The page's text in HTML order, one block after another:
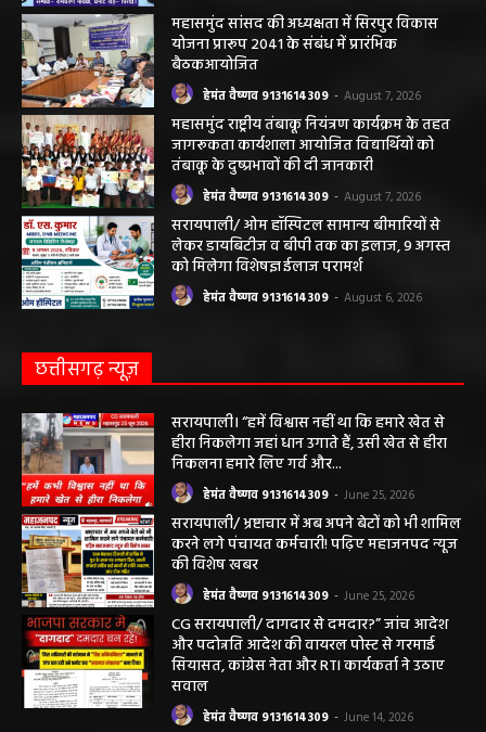
महासमुंद सांसद की अध्यक्षता में सिरपुर विकास
योजना प्रारूप 2041 के संबंध में प्रारंभिक
बैठकआयोजित
हेमंत वैष्णव 9131614309 - August 7, 2026
महासमुंद राष्ट्रीय तंबाकू नियंत्रण कार्यक्रम के तहत
जागरूकता कार्यशाला आयोजित विद्यार्थियों को
तंबाकू के दुष्प्रभावों की दी जानकारी
हेमंत वैष्णव 9131614309 - August 7, 2026
सरायपाली/ ओम हॉस्पिटल सामान्य बीमारियों से
लेकर डायबिटीज व बीपी तक का इलाज, 9 अगस्त
को मिलेगा विशेषज्ञ ईलाज परामर्श
हेमंत वैष्णव 9131614309 - August 6, 2026
छत्तीसगढ़ न्यूज़
सरायपाली। “हमें विश्वास नहीं था कि हमारे खेत से
हीरा निकलेगा जहां धान उगाते हैं, उसी खेत से हीरा
निकलना हमारे लिए गर्व और...
हेमंत वैष्णव 9131614309 - June 25, 2026
सरायपाली/ भ्रष्टाचार में अब अपने बेटों को भी शामिल
करने लगे पंचायत कर्मचारी! पढ़िए महाजनपद न्यूज
की विशेष खबर
हेमंत वैष्णव 9131614309 - June 25, 2026
CG सरायपाली/ दागदार से दमदार?” जांच आदेश
और पदोन्नति आदेश की वायरल पोस्ट से गरमाई
सियासत, कांग्रेस नेता और RTI कार्यकर्ता ने उठाए
सवाल
हेमंत वैष्णव 9131614309 - June 14, 2026